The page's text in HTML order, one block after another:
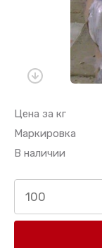
Цена за кг
Маркировка
В наличии